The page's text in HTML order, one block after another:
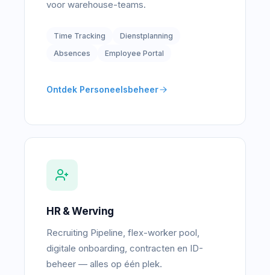
voor warehouse-teams.
Time Tracking
Dienstplanning
Absences
Employee Portal
Ontdek Personeelsbeheer
HR & Werving
Recruiting Pipeline, flex-worker pool,
digitale onboarding, contracten en ID-
beheer — alles op één plek.